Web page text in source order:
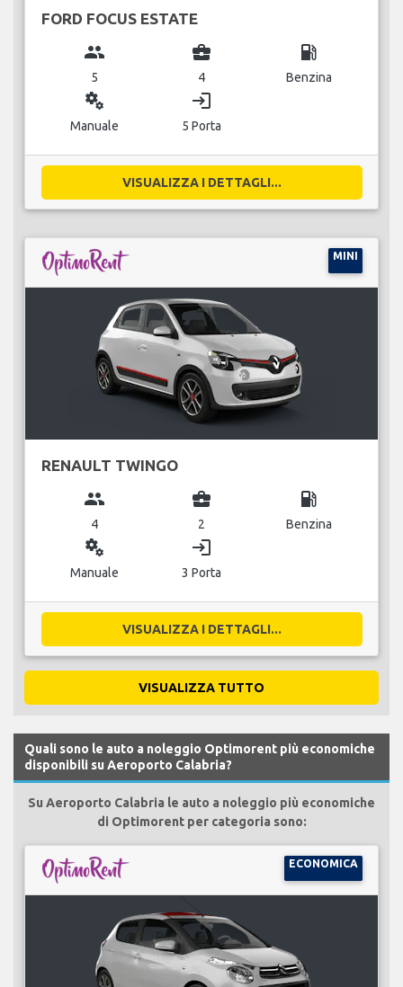
FORD FOCUS ESTATE
group
5
business_center
4
local_gas_station
Benzina
miscellaneous_services
Manuale
login
5 Porta
VISUALIZZA I DETTAGLI...
MINI
RENAULT TWINGO
group
4
business_center
2
local_gas_station
Benzina
miscellaneous_services
Manuale
login
3 Porta
VISUALIZZA I DETTAGLI...
VISUALIZZA TUTTO
Quali sono le auto a noleggio Optimorent più economiche
disponibili su Aeroporto Calabria?
Su Aeroporto Calabria le auto a noleggio più economiche
di Optimorent per categoria sono:
ECONOMICA